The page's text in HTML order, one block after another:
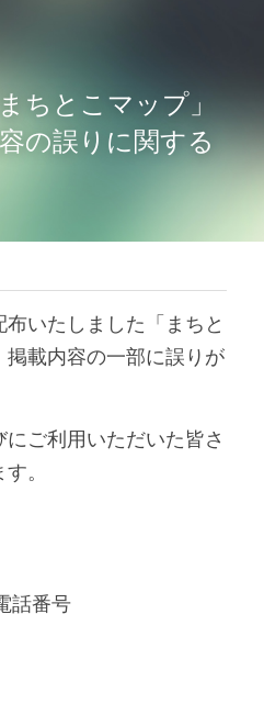
ちとこマップ」
の誤りに関する
いたしました「まちと
載内容の一部に誤りが
ご利用いただいた皆さ
。
話番号